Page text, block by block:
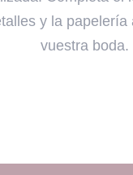
y la papelería
vuestra boda.